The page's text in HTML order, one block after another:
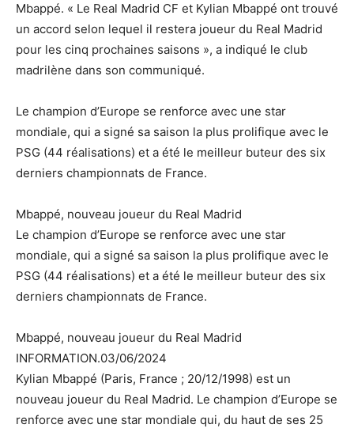
Mbappé. « Le Real Madrid CF et Kylian Mbappé ont trouvé
un accord selon lequel il restera joueur du Real Madrid
pour les cinq prochaines saisons », a indiqué le club
madrilène dans son communiqué.
Le champion d’Europe se renforce avec une star
mondiale, qui a signé sa saison la plus prolifique avec le
PSG (44 réalisations) et a été le meilleur buteur des six
derniers championnats de France.
Mbappé, nouveau joueur du Real Madrid
Le champion d’Europe se renforce avec une star
mondiale, qui a signé sa saison la plus prolifique avec le
PSG (44 réalisations) et a été le meilleur buteur des six
derniers championnats de France.
Mbappé, nouveau joueur du Real Madrid
INFORMATION.03/06/2024
Kylian Mbappé (Paris, France ; 20/12/1998) est un
nouveau joueur du Real Madrid. Le champion d’Europe se
renforce avec une star mondiale qui, du haut de ses 25